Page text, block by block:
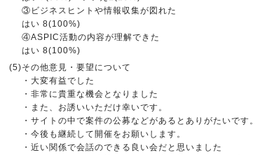
③ビジネスヒントや情報収集が図れた
はい 8(100%)
④ASPIC活動の内容が理解できた
はい 8(100%)
(5)その他意見・要望について
・大変有益でした
・非常に貴重な機会となりました
・また、お誘いいただけ幸いです。
・サイトの中で案件の公募などがあるとありがたいです。
・今後も継続して開催をお願いします。
・近い関係で会話のできる良い会だと思いました